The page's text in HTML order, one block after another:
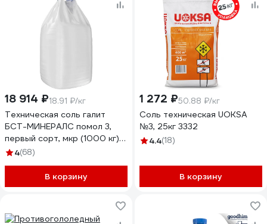
18 914 ₽18.91 ₽/кг
Техническая соль галит
БСТ-МИНЕРАЛС помол 3,
первый сорт, мкр (1000 кг)
STD_MSK_00234
4(68)
В корзину
1 272 ₽50.88 ₽/кг
Соль техническая UOKSA
№3, 25кг 3332
4.4(18)
В корзину